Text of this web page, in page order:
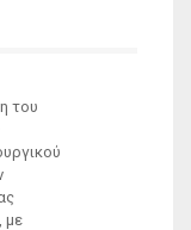
του
με